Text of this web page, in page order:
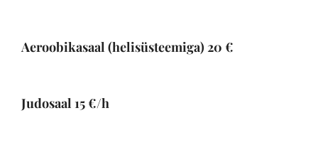
Aeroobikasaal (helisüsteemiga) 20 €
Judosaal 15€/h